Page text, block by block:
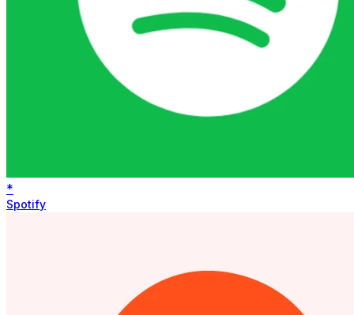
*
Spotify